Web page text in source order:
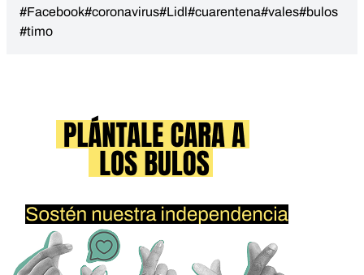
#Facebook#coronavirus#Lidl#cuarentena#vales#bulos
#timo